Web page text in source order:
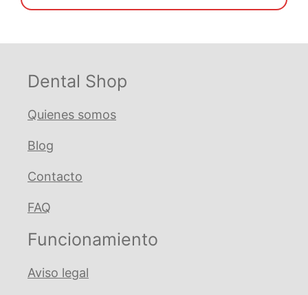
€ 49,28.€ 46,81.
Dental Shop
Quienes somos
Blog
Contacto
FAQ
Funcionamiento
Aviso legal